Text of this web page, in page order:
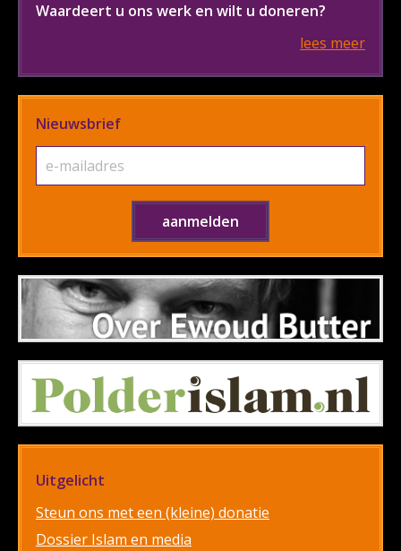
Waardeert u ons werk en wilt u doneren?
lees meer
Nieuwsbrief
Uitgelicht
Steun ons met een (kleine) donatie
Dossier Islam en media